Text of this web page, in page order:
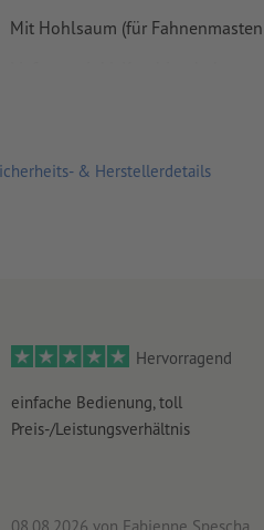
Mit Hohlsaum (für
& Herstellerdetails
Hervorragend
einfache Bedienung, toll
Preis-/Leistungsverhältnis
08.08.2026 von Fabienne Spescha